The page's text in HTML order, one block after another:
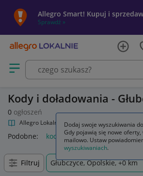
Allegro Smart! Kupuj i
Sprawdź »
Otwórz menu z kategoriami
Kody i doładowania -
0 ogłoszeń
Allegro Lokalnie Kultura i rozrywka Kody
Podobne: kody i doładowania
Filtruj Głubczyce, Opolskie, +0 km
Dodaj swoje wyszukiwania
Gdy pojawią się nowe oferty,
mailowo. Ustaw
wyszukiwaniach.